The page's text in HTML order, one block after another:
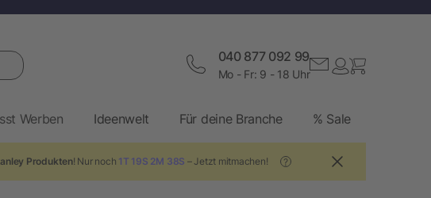
040 877 092 99
Mo - Fr: 9 - 18 Uhr
Werben Ideenwelt Für deine Branche % Sale
Produkten! Nur noch 1T 19S 2M 37S – Jetzt mitmachen! ?